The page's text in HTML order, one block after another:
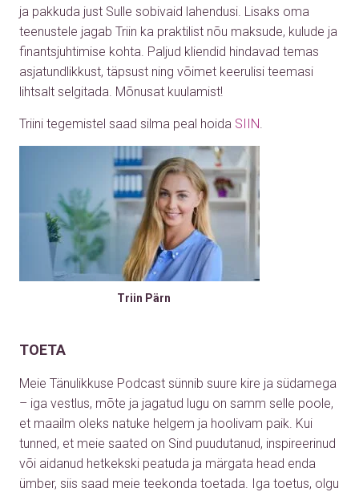
ja pakkuda just Sulle sobivaid lahendusi. Lisaks oma
teenustele jagab Triin ka praktilist nõu maksude, kulude ja
finantsjuhtimise kohta. Paljud kliendid hindavad temas
asjatundlikkust, täpsust ning võimet keerulisi teemasi
lihtsalt selgitada. Mõnusat kuulamist!
Triini tegemistel saad silma peal hoida SIIN.
Triin Pärn
TOETA
Meie Tänulikkuse Podcast sünnib suure kire ja südamega
– iga vestlus, mõte ja jagatud lugu on samm selle poole,
et maailm oleks natuke helgem ja hoolivam paik. Kui
tunned, et meie saated on Sind puudutanud, inspireerinud
või aidanud hetkekski peatuda ja märgata head enda
ümber, siis saad meie teekonda toetada. Iga toetus, olgu